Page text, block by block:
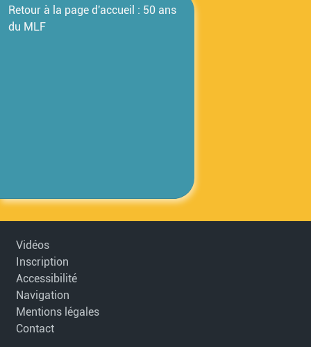
Retour à la page d'accueil : 50 ans
du MLF
Vidéos
Inscription
Accessibilité
Navigation
Mentions légales
Contact